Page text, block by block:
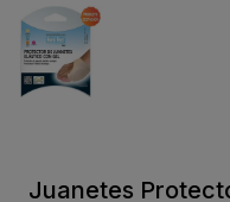
Juanetes